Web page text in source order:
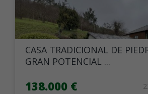
CASA TRADICIONAL DE
GRAN POTENCIAL ...
138.000 €